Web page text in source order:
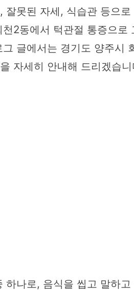
못된 자세, 식습관 등으
2동에서 턱관절 통증으
글에서는 경기도 양주
자세히 안내해 드리겠습니
나로, 음식을 씹고 말하